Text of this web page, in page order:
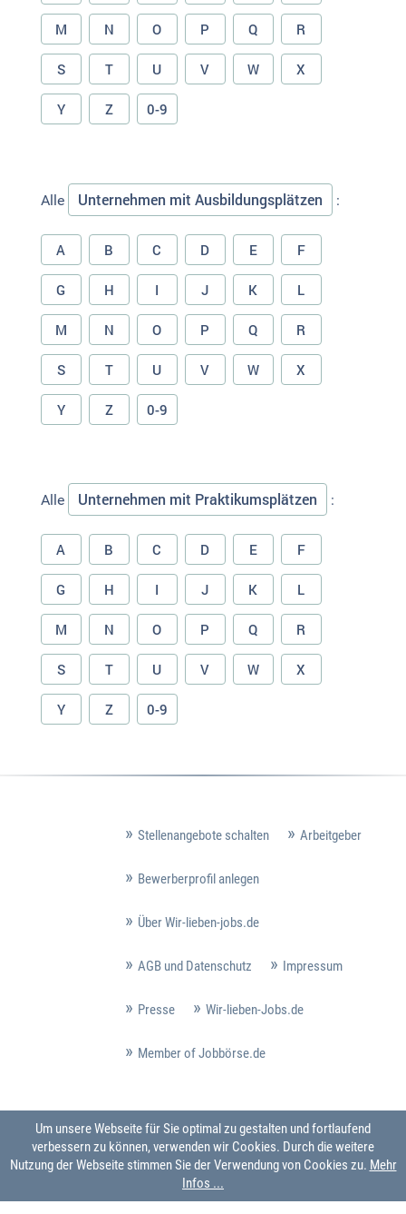
M N O P Q R
S T U V W X
Y Z 0-9
Alle Unternehmen mit Ausbildungsplätzen :
A B C D E F
G H I J K L
M N O P Q R
S T U V W X
Y Z 0-9
Alle Unternehmen mit Praktikumsplätzen :
A B C D E F
G H I J K L
M N O P Q R
S T U V W X
Y Z 0-9
Stellenangebote schalten Arbeitgeber
Bewerberprofil anlegen
Über Wir-lieben-jobs.de
AGB und Datenschutz Impressum
Presse Wir-lieben-Jobs.de
Member of Jobbörse.de
Um unsere Webseite für Sie optimal zu gestalten und fortlaufend
verbessern zu können, verwenden wir Cookies. Durch die weitere
Nutzung der Webseite stimmen Sie der Verwendung von Cookies zu. Mehr
Infos ...